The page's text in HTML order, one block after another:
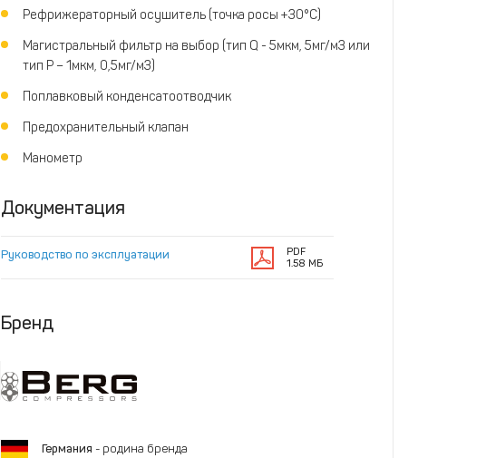
Рефрижераторный осушитель (точка росы +30°С)
Магистральный фильтр на выбор (тип Q - 5мкм, 5мг/м3 или
тип P – 1мкм, 0,5мг/м3)
Поплавковый конденсатоотводчик
Предохранительный клапан
Манометр
Документация
Руководство по эксплуатации
PDF
1.58 МБ
Бренд
Германия - родина бренда